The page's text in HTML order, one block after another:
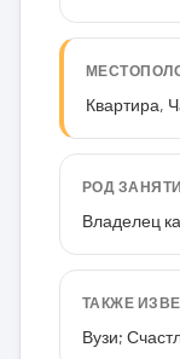
Квартира,
РОД
Владелец
ТАКЖЕ
Вузи;